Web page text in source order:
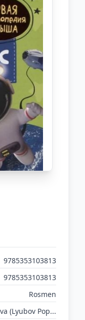
9785353103813
9785353103813
Rosmen
(Lyubov Pop...